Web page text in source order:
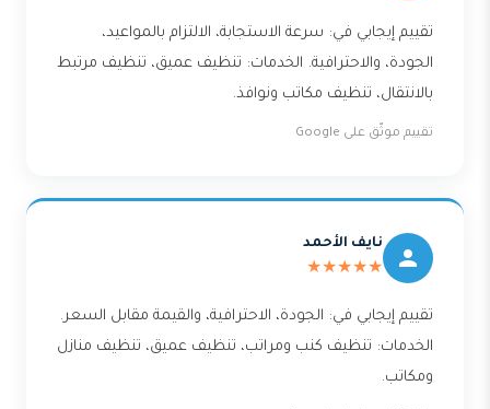
تقييم إيجابي في: سرعة الاستجابة، الالتزام بالمواعيد،
الجودة، والاحترافية. الخدمات: تنظيف عميق، تنظيف مرتبط
بالانتقال، تنظيف مكاتب ونوافذ.
تقييم موثّق على Google
نايف الأحمد
★★★★★
تقييم إيجابي في: الجودة، الاحترافية، والقيمة مقابل السعر.
الخدمات: تنظيف كنب ومراتب، تنظيف عميق، تنظيف منازل
ومكاتب.